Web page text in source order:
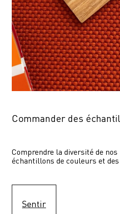
Commander des
Comprendre la diversité de nos
échantillons de couleurs et des
Sentir